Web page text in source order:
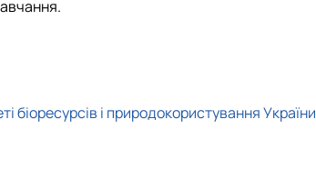
біоресурсів і природокористування України